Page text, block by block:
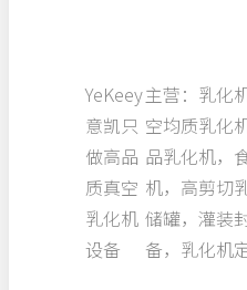
YeKeey
意凯只
做高品
质真空
乳化机
设备
主营：乳化
空均质乳化
品乳化机，
机，高剪切
储罐，灌装
备，乳化机